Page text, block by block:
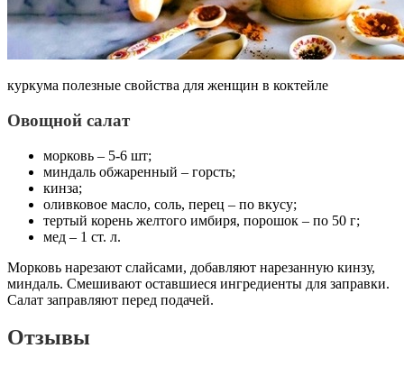
куркума полезные свойства для женщин в коктейле
Овощной салат
морковь – 5-6 шт;
миндаль обжаренный – горсть;
кинза;
оливковое масло, соль, перец – по вкусу;
тертый корень желтого имбиря, порошок – по 50 г;
мед – 1 ст. л.
Морковь нарезают слайсами, добавляют нарезанную кинзу,
миндаль. Смешивают оставшиеся ингредиенты для заправки.
Салат заправляют перед подачей.
Отзывы